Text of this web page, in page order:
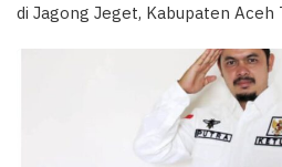
di Jagong Jeget, Kabupaten Aceh